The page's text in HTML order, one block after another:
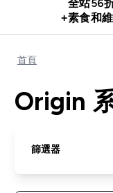
全站56
+素食和
首頁
Origin
篩選器